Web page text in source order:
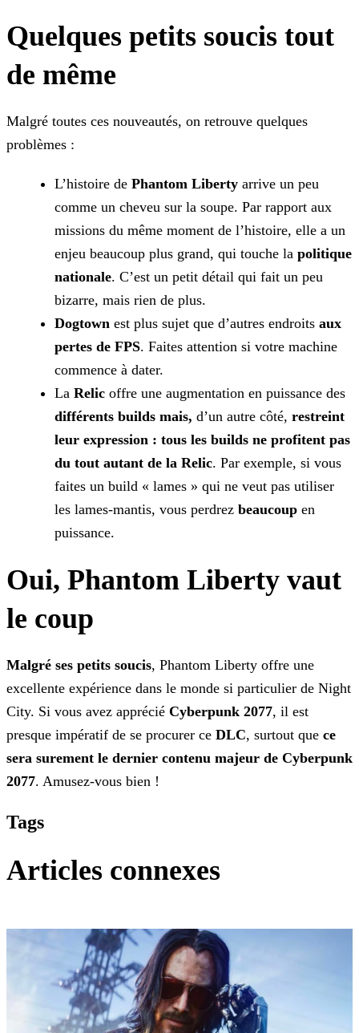
Quelques petits soucis tout
de même
Malgré toutes ces nouveautés, on retrouve quelques
problèmes :
L’histoire de Phantom Liberty arrive un peu
comme un cheveu sur la soupe. Par rapport aux
missions du même moment de l’histoire, elle a un
enjeu beaucoup plus grand, qui touche la politique
nationale. C’est un petit détail qui fait un peu
bizarre, mais rien de plus.
Dogtown est plus sujet que d’autres endroits aux
pertes de FPS. Faites attention si votre machine
commence à dater.
La Relic offre une augmentation en puissance des
différents builds mais, d’un autre côté, restreint
leur expression : tous les builds ne profitent pas
du tout autant de la Relic. Par exemple, si vous
faites un build « lames » qui ne veut pas utiliser
les lames-mantis, vous perdrez beaucoup en
puissance.
Oui, Phantom Liberty vaut
le coup
Malgré ses petits soucis, Phantom Liberty offre une
excellente expérience dans le monde si particulier de Night
City. Si vous avez apprécié Cyberpunk 2077, il est
presque impératif de se procurer ce DLC, surtout que ce
sera surement le dernier contenu majeur de Cyberpunk
2077. Amusez-vous bien !
Tags
Articles connexes